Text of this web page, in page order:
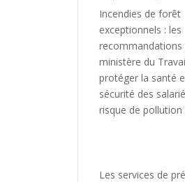
Incendies de forêt
exceptionnels : les
recommandations
ministère du
protéger la santé
sécurité des
risque de pollution
Les services de